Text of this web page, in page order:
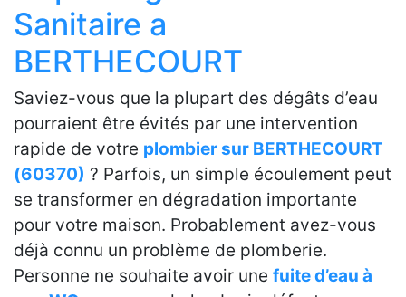
Sanitaire a
BERTHECOURT
Saviez-vous que la plupart des dégâts d’eau
pourraient être évités par une intervention
rapide de votre plombier sur BERTHECOURT
(60370) ? Parfois, un simple écoulement peut
se transformer en dégradation importante
pour votre maison. Probablement avez-vous
déjà connu un problème de plomberie.
Personne ne souhaite avoir une fuite d’eau à